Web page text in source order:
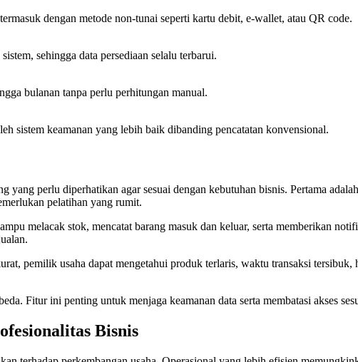
dengan metode non-tunai seperti kartu debit, e-wallet, atau QR code.
sehingga data persediaan selalu terbarui.
bulanan tanpa perlu perhitungan manual.
sistem keamanan yang lebih baik dibanding pencatatan konvensional.
perlu diperhatikan agar sesuai dengan kebutuhan bisnis. Pertama
pelatihan yang rumit.
melacak stok, mencatat barang masuk dan keluar, serta memberikan
pemilik usaha dapat mengetahui produk terlaris, waktu transaksi
Fitur ini penting untuk menjaga keamanan data serta membatasi akses
Bisnis